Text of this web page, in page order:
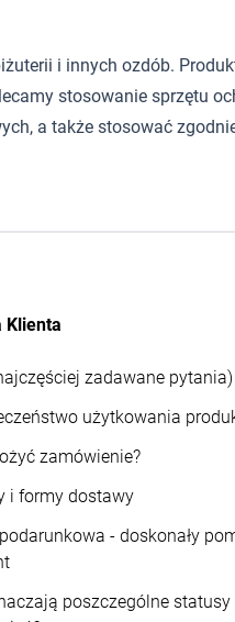
i innych ozdób.
stosowanie sprzętu
a także stosować
Klienta
zadawane pytania)
użytkowania
zamówienie?
i formy dostawy
- doskonały
poszczególne statusy